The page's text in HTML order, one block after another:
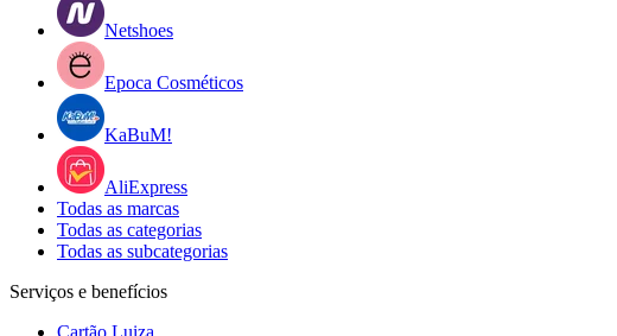
Netshoes
Epoca Cosméticos
KaBuM!
AliExpress
Todas as marcas
Todas as categorias
Todas as subcategorias
Serviços e benefícios
Cartão Luiza